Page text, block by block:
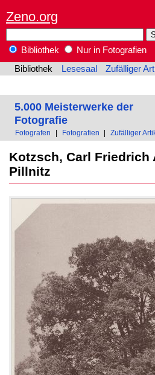
Zeno.org
Bibliothek
Nur in Fotografien
Bibliothek
Lesesaal Zufälliger
5.000 Meisterwerke der
Fotografie
Fotografen Fotografien Zufälliger
Kotzsch, Carl Friedrich
Pillnitz